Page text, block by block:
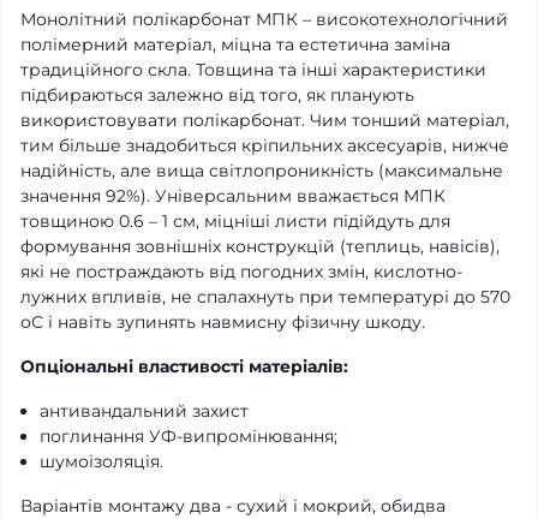
Монолітний полікарбонат МПК – високотехнологічний
полімерний матеріал, міцна та естетична заміна
традиційного скла. Товщина та інші характеристики
підбираються залежно від того, як планують
використовувати полікарбонат. Чим тонший матеріал,
тим більше знадобиться кріпильних аксесуарів, нижче
надійність, але вища світлопроникність (максимальне
значення 92%). Універсальним вважається МПК
товщиною 0.6 – 1 см, міцніші листи підійдуть для
формування зовнішніх конструкцій (теплиць, навісів),
які не постраждають від погодних змін, кислотно-
лужних впливів, не спалахнуть при температурі до 570
оС і навіть зупинять навмисну ​​фізичну шкоду.
Опціональні властивості матеріалів:
антивандальний захист
поглинання УФ-випромінювання;
шумоізоляція.
Варіантів монтажу два - сухий і мокрий, обидва